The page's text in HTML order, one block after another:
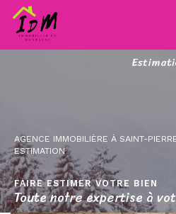
Estimati
AGENCE IMMOBILIÈRE À SAINT-
ESTIMATION
FAIRE ESTIMER VOTRE BIEN
Toute notre expertise à